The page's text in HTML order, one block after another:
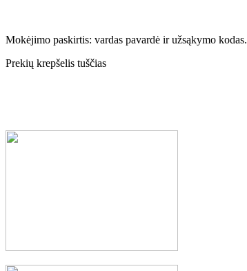
Mokėjimo paskirtis: vardas pavardė ir užsąkymo kodas.
Prekių krepšelis tuščias